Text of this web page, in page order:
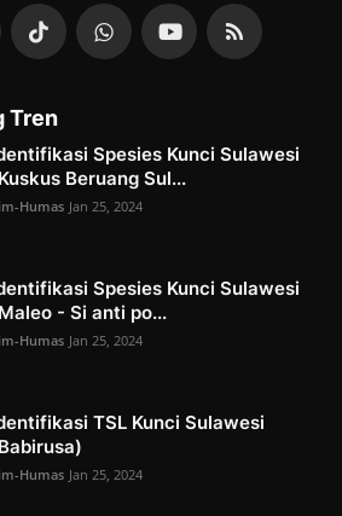
Tren
Spesies Kunci Sulawesi
Beruang Sul...
Humas Jan 25, 2024
Spesies Kunci Sulawesi
- Si anti po...
Humas Jan 25, 2024
TSL Kunci Sulawesi
Humas Jan 25, 2024